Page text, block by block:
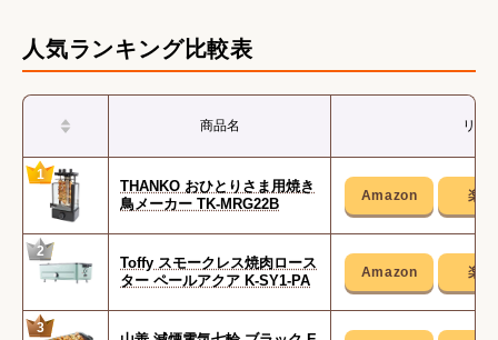
人気ランキング比較表
商品名 リン
1
THANKO おひとりさま用焼き
鳥メーカー TK-MRG22B
2
Toffy スモークレス焼肉ロース
ター ペールアクア K-SY1-PA
3